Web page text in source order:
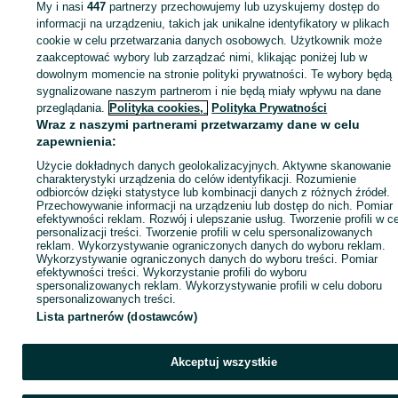
KATEGORIA
ID:830673107 Wyświetlenia:
Zadzwoń / SMS
My i nasi447 partnerzy przechowujemy lub uzyskujemy dostęp do
informacji na urządzeniu, takich jak unikalne identyfikatory w plikach
cookie w celu przetwarzania danych osobowych. Użytkownik może
zaakceptować wybory lub zarządzać nimi, klikając poniżej lub w
dowolnym momencie na stronie polityki prywatności. Te wybory będą
sygnalizowane naszym partnerom i nie będą miały wpływu na dane
przeglądania. Polityka cookies, Polityka Prywatności
Wraz z naszymi partnerami przetwarzamy dane w celu
zapewnienia:
Użycie dokładnych danych geolokalizacyjnych. Aktywne skanowanie
charakterystyki urządzenia do celów identyfikacji. Rozumienie
odbiorców dzięki statystyce lub kombinacji danych z różnych źródeł.
Przechowywanie informacji na urządzeniu lub dostęp do nich. Pomiar
efektywności reklam. Rozwój i ulepszanie usług. Tworzenie profili w
personalizacji treści. Tworzenie profili w celu spersonalizowanych
reklam. Wykorzystywanie ograniczonych danych do wyboru reklam.
Wykorzystywanie ograniczonych danych do wyboru treści. Pomiar
efektywności treści. Wykorzystanie profili do wyboru
spersonalizowanych reklam. Wykorzystywanie profili w celu doboru
spersonalizowanych treści.
Lista partnerów (dostawców)
Akceptuj wszystkie